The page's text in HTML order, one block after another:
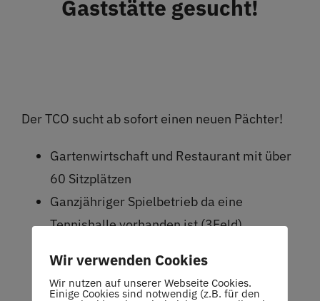
Restaurant
Info
Platz buchen
Gaststätte gesucht!
Der TCO sucht ab sofort einen neuen Pächter!
Gartenwirtschaft und Restaurant mit über
60 Sitzplätzen
Ganzjähriger Spielbetrieb da eine
Tennishalle vorhanden ist (3Feld)
vereinbarende Öffnungszeiten
Geringe Pacht
Wir verwenden Cookies
Wir nutzen auf unserer Webseite Cookies.
Einige Cookies sind notwendig (z.B. für den